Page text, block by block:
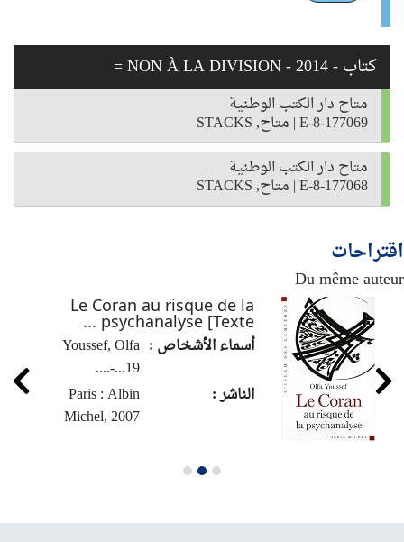
كتاب - 2014 - NON À LA DIVISION =
متاح دار الكتب الوطنية
E-8-177069
| متاح, STACKS
متاح دار الكتب الوطنية
E-8-177068
| متاح, STACKS
اقتراحات
Du même auteur
Le Coran au risque de la
psychanalyse [Texte ...
أسماء الأشخاص : Youssef, Olfa
19...-....
الناشر :
Paris : Albin
Michel, 2007